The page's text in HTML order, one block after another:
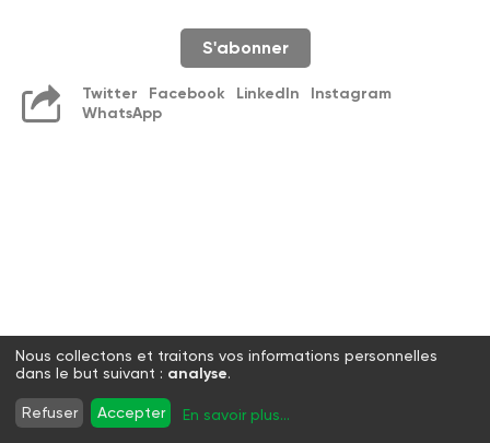
S'abonner
Twitter Facebook LinkedIn
Instagram
WhatsApp
Nous collectons et traitons vos informations personnelles
dans le but suivant : analyse.
Refuser Accepter En savoir plus...